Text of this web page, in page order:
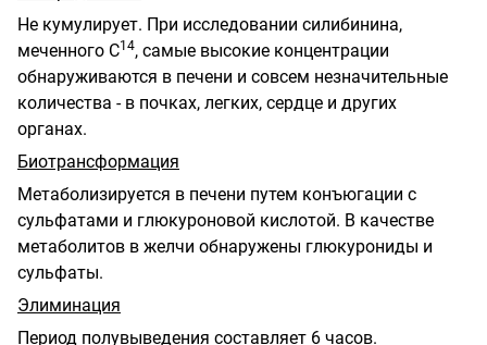
Не кумулирует. При исследовании силибинина,
меченного С14, самые высокие концентрации
обнаруживаются в печени и совсем незначительные
количества - в почках, легких, сердце и других
органах.
Биотрансформация
Метаболизируется в печени путем конъюгации с
сульфатами и глюкуроновой кислотой. В качестве
метаболитов в желчи обнаружены глюкурониды и
сульфаты.
Элиминация
Период полувыведения составляет 6 часов.